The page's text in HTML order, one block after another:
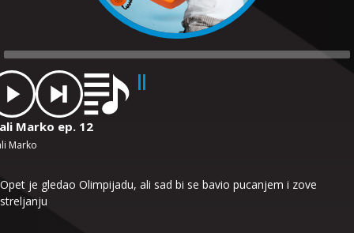
Marko ep. 12
Marko
Opet je gledao Olimpijadu, ali sad bi se bavio pucanjem i zove
streljanju